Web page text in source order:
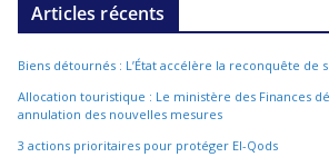
Articles récents
Biens détournés : L’État accélère la reconquête de
Allocation touristique : Le ministère des Finances
annulation des nouvelles mesures
3 actions prioritaires pour protéger El-Qods